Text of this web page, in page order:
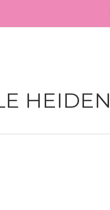
HEIDEN